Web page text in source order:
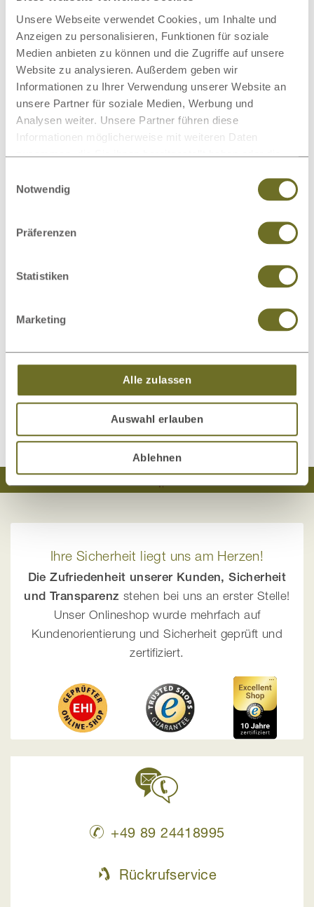
Unsere Webseite verwendet Cookies, um Inhalte und
Anzeigen zu personalisieren, Funktionen für soziale
Medien anbieten zu können und die Zugriffe auf unsere
Website zu analysieren. Außerdem geben wir
Informationen zu Ihrer Verwendung unserer Website an
unsere Partner für soziale Medien, Werbung und
Analysen weiter. Unsere Partner führen diese
Informationen möglicherweise mit weiteren Daten
zusammen, die Sie ihnen bereitgestellt haben oder die
haben.
Notwendig
Präferenzen
Statistiken
Marketing
Alle zulassen
Auswahl erlauben
Ablehnen
Brotkästen Kopfkissen
Dieses Produkt bewerten
Schreiben Sie Ihre Meinung zu diesem Artikel:
Wollteppich „Zelia“
Kundenrezension verfassen
Ihre Sicherheit liegt uns am Herzen!
Die Zufriedenheit unserer Kunden, Sicherheit
und Transparenz stehen bei uns an erster Stelle!
Unser Onlineshop wurde mehrfach auf
Kundenorientierung und Sicherheit geprüft und
zertifiziert.
+49 89 24418995
Rückrufservice